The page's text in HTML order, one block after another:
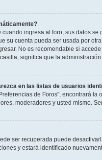
cuando ingresa al foro, sus datos se
su cuenta pueda ser usada por
No es recomendable si
significa que la
en las listas de usuarios
de Foros", encontrará la
moderadores y usted mismo.
ser recuperada puede
y estará identificado